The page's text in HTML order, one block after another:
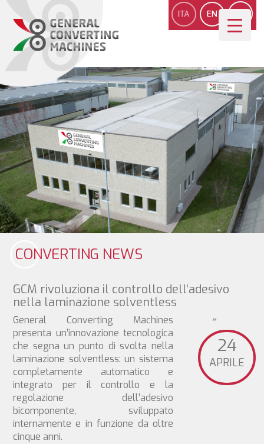
CONVERTING NEWS
GCM rivoluziona il controllo dell’adesivo
nella laminazione solventless
General Converting Machines
presenta un’innovazione tecnologica
che segna un punto di svolta nella
laminazione solventless: un sistema
completamente automatico e
integrato per il controllo e la
regolazione dell’adesivo
bicomponente, sviluppato
internamente e in funzione da oltre
cinque anni.
»
24
APRILE